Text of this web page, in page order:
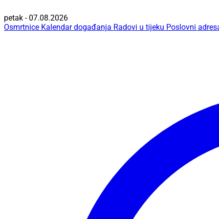
petak - 07.08.2026
Osmrtnice Kalendar događanja Radovi u tijeku Poslovni